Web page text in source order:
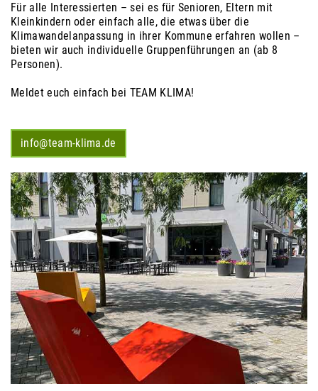
Für alle Interessierten – sei es für Senioren, Eltern mit
Kleinkindern oder einfach alle, die etwas über die
Klimawandelanpassung in ihrer Kommune erfahren wollen –
bieten wir auch individuelle Gruppenführungen an (ab 8
Personen).
Meldet euch einfach bei TEAM KLIMA!
info@team-klima.de